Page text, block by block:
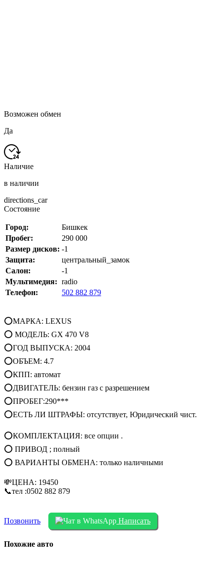
Возможен обмен
Да
Наличие
в наличии
directions_car
Состояние
Город:
Бишкек
Пробег:
290 000
Размер дисков: -1
Защита:
центральный_замок
Салон:
-1
Мультимедия: radio
Телефон:
502 882 879
⭕МАРКА: LEXUS
⭕ МОДЕЛЬ: GX 470 V8
⭕ГОД ВЫПУСКА: 2004
⭕ОБЪЕМ: 4.7
⭕КПП: автомат
⭕ДВИГАТЕЛЬ: бензин газ с разрешением
⭕ПРОБЕГ:290***
⭕ЕСТЬ ЛИ ШТРАФЫ: отсутствует, Юридический чист.
⭕КОМПЛЕКТАЦИЯ: все опции .
⭕ ПРИВОД ; полный
⭕ ВАРИАНТЫ ОБМЕНА: только наличными
💸ЦЕНА: 19450
📞тел :0502 882 879
Позвонить Написать
Похожие авто